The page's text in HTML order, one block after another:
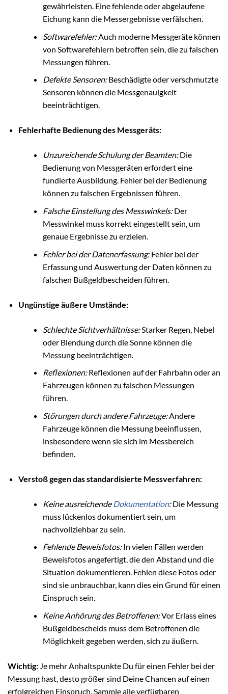
gewährleisten. Eine fehlende oder abgelaufene
Eichung kann die Messergebnisse verfälschen.
Softwarefehler:Auch moderne Messgeräte können
von Softwarefehlern betroffen sein, die zu falschen
Messungen führen.
Defekte Sensoren:Beschädigte oder verschmutzte
Sensoren können die Messgenauigkeit
beeinträchtigen.
Fehlerhafte Bedienung des Messgeräts:
Unzureichende Schulung der Beamten:Die
Bedienung von Messgeräten erfordert eine
fundierte Ausbildung. Fehler bei der Bedienung
können zu falschen Ergebnissen führen.
Falsche Einstellung des Messwinkels:Der
Messwinkel muss korrekt eingestellt sein, um
genaue Ergebnisse zu erzielen.
Fehler bei der Datenerfassung:Fehler bei der
Erfassung und Auswertung der Daten können zu
falschen Bußgeldbescheiden führen.
Ungünstige äußere Umstände:
Schlechte Sichtverhältnisse:Starker Regen, Nebel
oder Blendung durch die Sonne können die
Messung beeinträchtigen.
Reflexionen:Reflexionen auf der Fahrbahn oder an
Fahrzeugen können zu falschen Messungen
führen.
Störungen durch andere Fahrzeuge:Andere
Fahrzeuge können die Messung beeinflussen,
insbesondere wenn sie sich im Messbereich
befinden.
Verstoß gegen das standardisierte Messverfahren:
Keine ausreichende Dokumentation:Die Messung
muss lückenlos dokumentiert sein, um
nachvollziehbar zu sein.
Fehlende Beweisfotos:In vielen Fällen werden
Beweisfotos angefertigt, die den Abstand und die
Situation dokumentieren. Fehlen diese Fotos oder
sind sie unbrauchbar, kann dies ein Grund für einen
Einspruch sein.
Keine Anhörung des Betroffenen:Vor Erlass eines
Bußgeldbescheids muss dem Betroffenen die
Möglichkeit gegeben werden, sich zu äußern.
Wichtig: Je mehr Anhaltspunkte Du für einen Fehler bei der
Messung hast, desto größer sind Deine Chancen auf einen
erfolgreichen Einspruch. Sammle alle verfügbaren